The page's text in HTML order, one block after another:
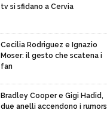
tv si sfidano a Cervia
Cecilia Rodriguez e Ignazio
Moser: il gesto che scatena i
fan
Bradley Cooper e Gigi Hadid,
due anelli accendono i rumors